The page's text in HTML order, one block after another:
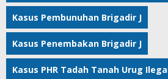
Kasus Pembunuhan Brigadir J
Kasus Penembakan Brigadir J
Kasus PHR Tadah Tanah Urug